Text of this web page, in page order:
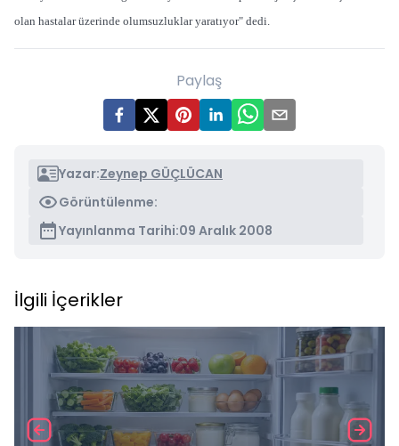
olan hastalar üzerinde olumsuzluklar yaratıyor" dedi.
Paylaş
Yazar:Zeynep GÜÇLÜCAN
Görüntülenme:
Yayınlanma Tarihi:09 Aralık 2008
İlgili İçerikler